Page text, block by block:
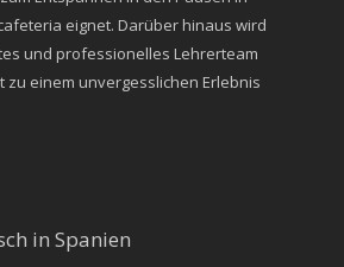
eignet. Darüber hinaus wird
und professionelles Lehrerteam
zu einem unvergesslichen Erlebnis
in Spanien